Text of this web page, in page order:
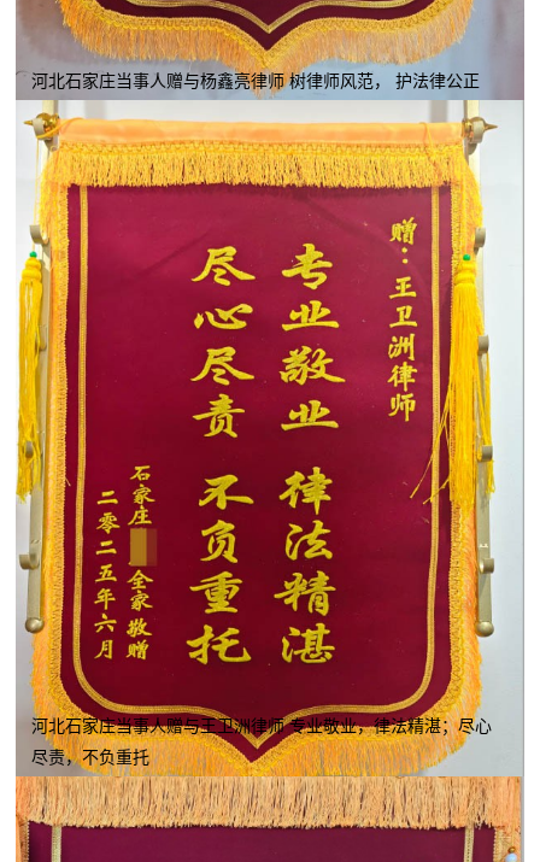
河北石家庄当事人赠与杨鑫亮律师 树律师风范， 护法律公正
河北石家庄当事人赠与王卫洲律师 专业敬业，律法精湛；尽心
尽责，不负重托